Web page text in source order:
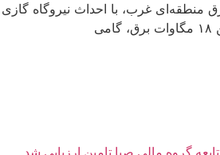
غرب، با احداث نیروگاه گازی